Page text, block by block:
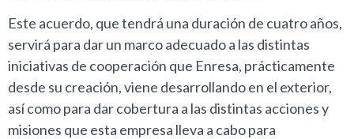
Este acuerdo, que tendrá una duración de cuatro años,
servirá para dar un marco adecuado a las distintas
iniciativas de cooperación que Enresa, prácticamente
desde su creación, viene desarrollando en el exterior,
así como para dar cobertura a las distintas acciones y
misiones que esta empresa lleva a cabo para